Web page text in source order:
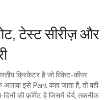
टेस्ट सीरीज़ और
क्रिकेटर है जो विकेट‑कीपर
अलावा इसे Pant कहा जाता है, तो वही
की फ़ॉर्मेट है जिसमें धैर्य, तकनीक